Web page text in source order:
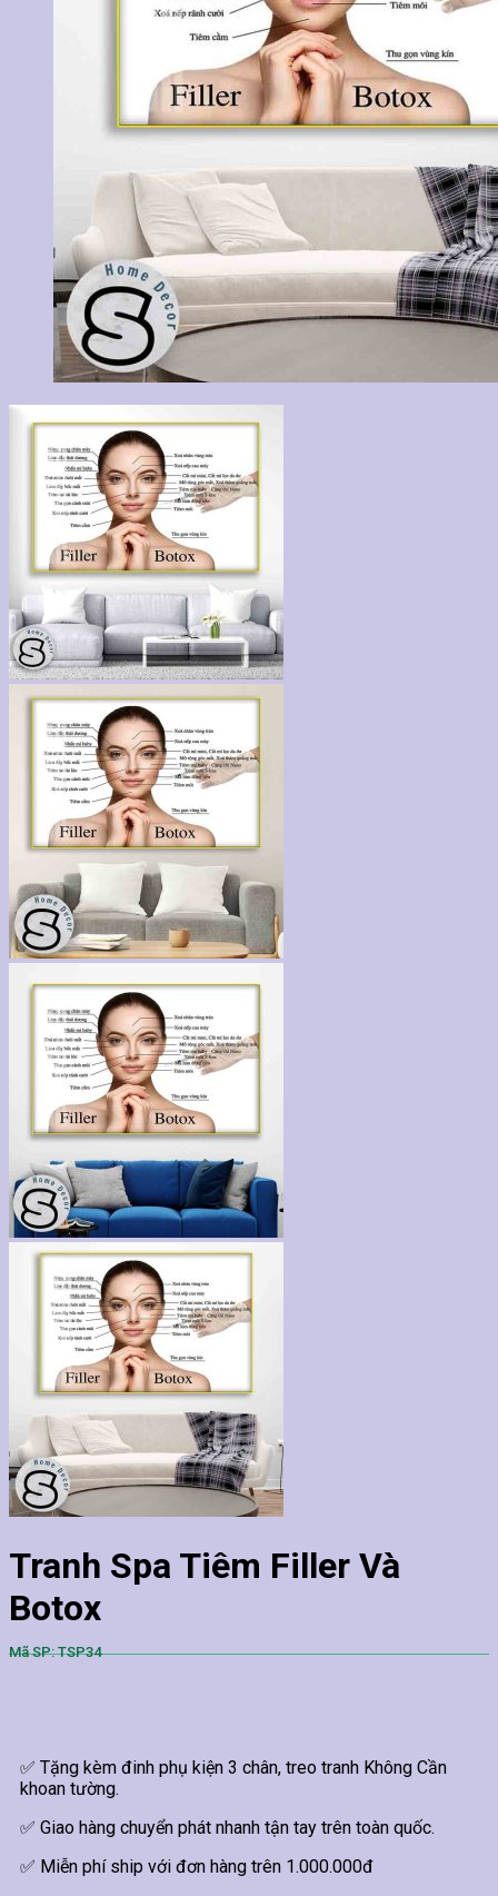
Tranh Spa Tiêm Filler Và
Botox
Mã SP: TSP34
✅ Tặng kèm đinh phụ kiện 3 chân, treo tranh Không Cần
khoan tường.
✅ Giao hàng chuyển phát nhanh tận tay trên toàn quốc.
✅ Miễn phí ship với đơn hàng trên 1.000.000đ